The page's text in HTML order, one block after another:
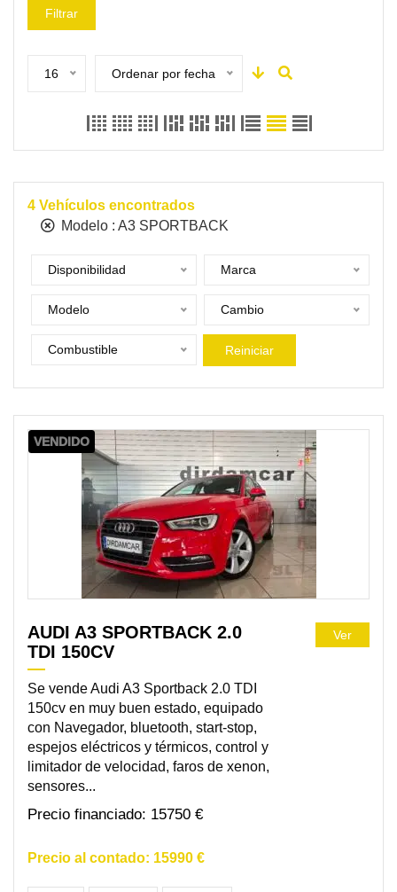
Filtrar
16 Ordenar por fecha
4 Vehículos encontrados
Modelo : A3 SPORTBACK
Disponibilidad Marca
Modelo Cambio
Combustible Reiniciar
VENDIDO
AUDI A3 SPORTBACK 2.0
TDI 150CV
Se vende Audi A3 Sportback 2.0 TDI
150cv en muy buen estado, equipado
con Navegador, bluetooth, start-stop,
espejos eléctricos y térmicos, control y
limitador de velocidad, faros de xenon,
sensores...
15750 €
15990 €
Ver